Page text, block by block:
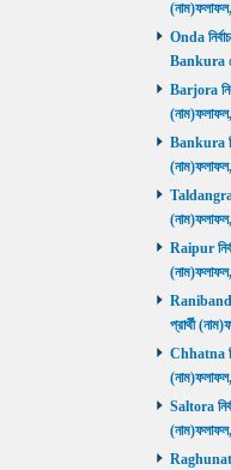
Onda
Bankura
Barjora
Bankura
Taldangra
Raipur
Ranibandh
প্রার্থী
Chhatna
Saltora